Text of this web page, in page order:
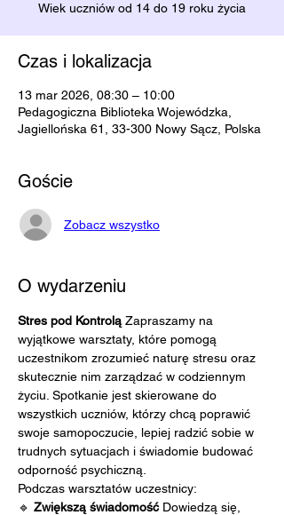
Wiek uczniów od 14 do 19 roku życia
Czas i lokalizacja
13 mar 2026, 08:30 – 10:00
Pedagogiczna Biblioteka Wojewódzka,
Jagiellońska 61, 33-300 Nowy Sącz, Polska
Goście
Zobacz wszystko
O wydarzeniu
Stres pod Kontrolą Zapraszamy na
wyjątkowe warsztaty, które pomogą
uczestnikom zrozumieć naturę stresu oraz
skutecznie nim zarządzać w codziennym
życiu. Spotkanie jest skierowane do
wszystkich uczniów, którzy chcą poprawić
swoje samopoczucie, lepiej radzić sobie w
trudnych sytuacjach i świadomie budować
odporność psychiczną.
Podczas warsztatów uczestnicy:
🔹 Zwiększą świadomość Dowiedzą się,